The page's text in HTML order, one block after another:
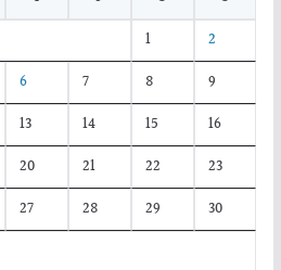
1
2
6 7 8
9
13 14 15
16
20 21 22
23
27 28 29
30